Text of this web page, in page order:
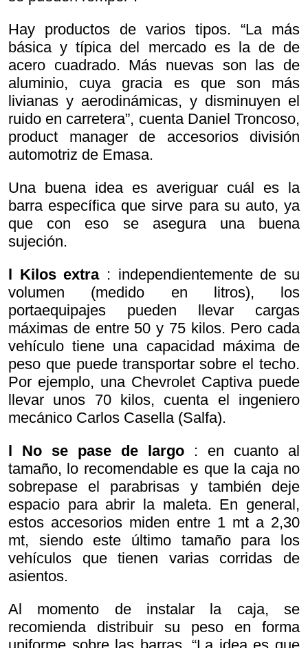
Hay productos de varios tipos. “La más
básica y típica del mercado es la de de
acero cuadrado. Más nuevas son las de
aluminio, cuya gracia es que son más
livianas y aerodinámicas, y disminuyen el
ruido en carretera”, cuenta Daniel Troncoso,
product manager de accesorios división
automotriz de Emasa.
Una buena idea es averiguar cuál es la
barra específica que sirve para su auto, ya
que con eso se asegura una buena
sujeción.
l Kilos extra: independientemente de su
volumen (medido en litros), los
portaequipajes pueden llevar cargas
máximas de entre 50 y 75 kilos. Pero cada
vehículo tiene una capacidad máxima de
peso que puede transportar sobre el techo.
Por ejemplo, una Chevrolet Captiva puede
llevar unos 70 kilos, cuenta el ingeniero
mecánico Carlos Casella (Salfa).
l No se pase de largo : en cuanto al
tamaño, lo recomendable es que la caja no
sobrepase el parabrisas y también deje
espacio para abrir la maleta. En general,
estos accesorios miden entre 1 mt a 2,30
mt, siendo este último tamaño para los
vehículos que tienen varias corridas de
asientos.
Al momento de instalar la caja, se
recomienda distribuir su peso en forma